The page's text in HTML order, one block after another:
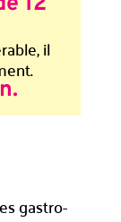
il
gastro-